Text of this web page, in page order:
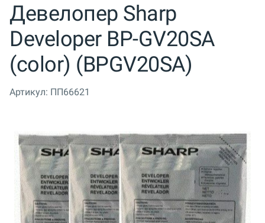
Девелопер Sharp
Developer BP-GV20SA
(color) (BPGV20SA)
Артикул: ПП66621